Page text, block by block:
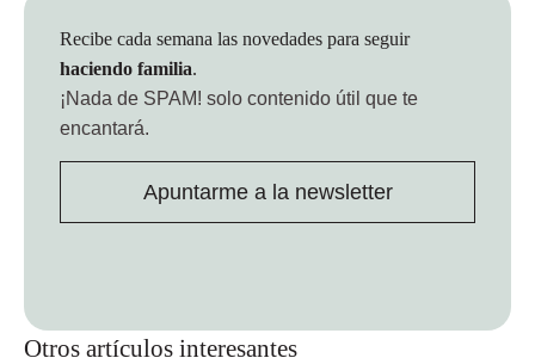
Otros artículos interesantes
Recibe cada semana las novedades para seguir
haciendo familia.
¡Nada de SPAM! solo contenido útil que te
encantará.
Apuntarme a la newsletter